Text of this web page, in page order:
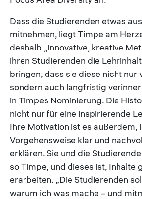
Dass die Studierenden etwas
mitnehmen, liegt Timpe am
deshalb „innovative, kreative
ihren Studierenden die
bringen, dass sie diese nicht nur
sondern auch langfristig
in Timpes Nominierung. Die
nicht nur für eine inspirierende
Ihre Motivation ist es außerdem,
Vorgehensweise klar und
erklären. Sie und die
so Timpe, und dieses ist, Inhalte
erarbeiten. „Die Studierenden
warum ich was mache – und